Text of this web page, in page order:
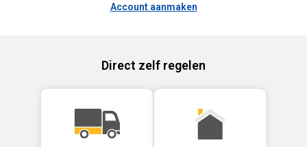
Account aanmaken
Direct zelf regelen